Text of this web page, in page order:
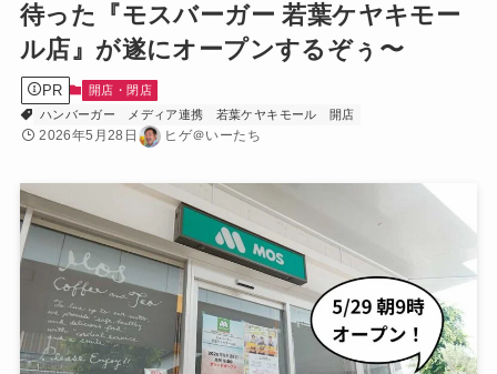
待った『モスバーガー 若葉ケヤキモー
ル店』が遂にオープンするぞぅ〜
PR
開店・閉店
ハンバーガー
メディア連携 若葉ケヤキモール 開店
2026年5月28日 ヒゲ＠いーたち